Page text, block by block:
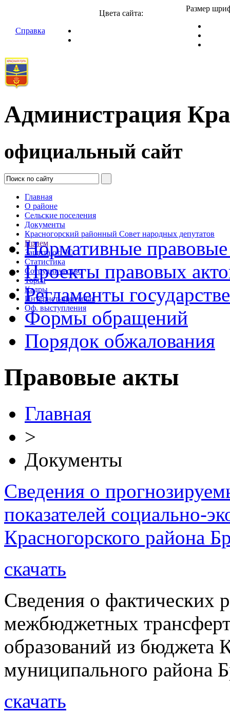
Справка
Цвета сайта:
Размер
Администрация
официальный сайт
Главная
О районе
Сельские поселения
Документы
Красногорский районный Совет народных депутатов
Прием
Защита от ЧС
Статистика
Сотрудничество
Торги
Кадры
Интернет-приемная
Оф. выступления
Нормативные
Проекты правовых
Регламенты
Формы обращений
Порядок обжалования
Правовые акты
Главная
>
Документы
Сведения о
показателей социально-
Красногорского района
скачать
Сведения о фактических
межбюджетных
образований из бюджета
муниципального района
скачать